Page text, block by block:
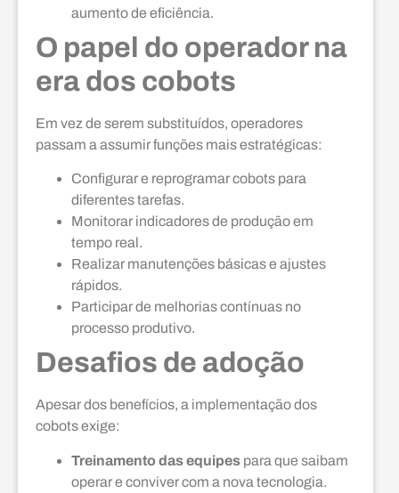
aumento de eficiência.
O papel do operador na
era dos cobots
Em vez de serem substituídos, operadores
passam a assumir funções mais estratégicas:
Configurar e reprogramar cobots para
diferentes tarefas.
Monitorar indicadores de produção em
tempo real.
Realizar manutenções básicas e ajustes
rápidos.
Participar de melhorias contínuas no
processo produtivo.
Desafios de adoção
Apesar dos benefícios, a implementação dos
cobots exige:
Treinamento das equipes para que saibam
operar e conviver com a nova tecnologia.